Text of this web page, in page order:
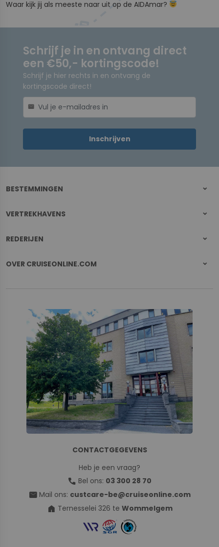
Waar kijk jij als meeste naar uit op de AIDAmar?
Schrijf je in en ontvang direct
een €50,- kortingscode!
Schrijf je hier rechts in en ontvang de
kortingscode direct!
mail
Inschrijven
BESTEMMINGEN
VERTREKHAVENS
REDERIJEN
OVER CRUISEONLINE.COM
CONTACTGEGEVENS
Heb je een vraag?
call Bel ons: 03 300 28 70
mail Mail ons: custcare-be@cruiseonline.com
home Ternesselei 326 te Wommelgem